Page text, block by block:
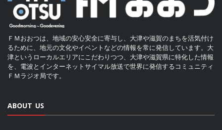
ＦＭおおつは、地域の安心安全に寄与し、大津や滋賀のまちを活気付け
るために、地元の文化やイベントなどの情報を常に発信しています。大
津というローカルエリアにこだわりつつ、大津や滋賀県に特化した情報
を、電波とインターネットサイマル放送で世界に発信するコミュニティ
ＦＭラジオ局です。
ABOUT US